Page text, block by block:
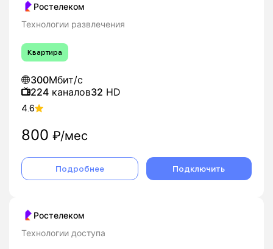
Ростелеком
Технологии развлечения
Квартира
300Мбит/с
224 каналов32 HD
4.6
800 ₽/мес
Подробнее Подключить
Ростелеком
Технологии доступа